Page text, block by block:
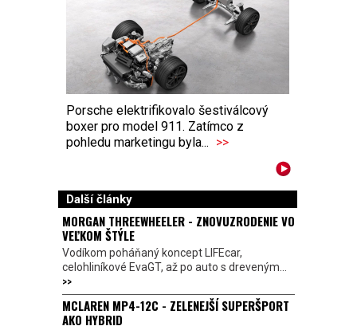
Porsche elektrifikovalo šestiválcový
boxer pro model 911. Zatímco z
pohledu marketingu byla... >>
Další články
MORGAN THREEWHEELER - ZNOVUZRODENIE VO
VEĽKOM ŠTÝLE
Vodíkom poháňaný koncept LIFEcar,
celohliníkové EvaGT, až po auto s dreveným...
>>
MCLAREN MP4-12C - ZELENEJŠÍ SUPERŠPORT
AKO HYBRID